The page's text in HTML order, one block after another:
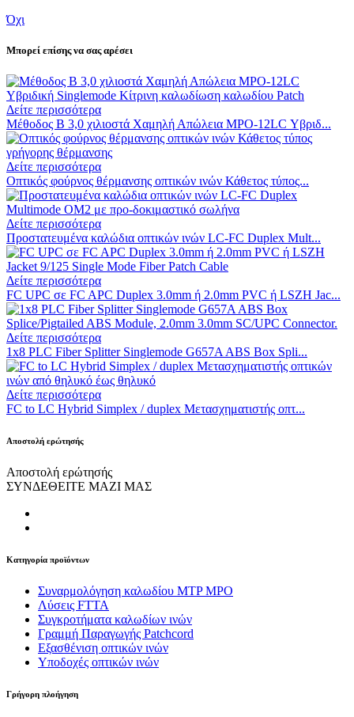
Όχι
Μπορεί επίσης να σας αρέσει
Δείτε περισσότερα
Μέθοδος Β 3,0 χιλιοστά Χαμηλή Απώλεια MPO-12LC Υβριδ...
Δείτε περισσότερα
Οπτικός φούρνος θέρμανσης οπτικών ινών Κάθετος τύπος...
Δείτε περισσότερα
Προστατευμένα καλώδια οπτικών ινών LC-FC Duplex Mult...
Δείτε περισσότερα
FC UPC σε FC APC Duplex 3.0mm ή 2.0mm PVC ή LSZH Jac...
Δείτε περισσότερα
1x8 PLC Fiber Splitter Singlemode G657A ABS Box Spli...
Δείτε περισσότερα
FC to LC Hybrid Simplex / duplex Μετασχηματιστής οπτ...
Αποστολή ερώτησής
Αποστολή ερώτησής
ΣΥΝΔΕΘΕΙΤΕ ΜΑΖΙ ΜΑΣ
Κατηγορία προϊόντων
Συναρμολόγηση καλωδίου MTP MPO
Λύσεις FTTA
Συγκροτήματα καλωδίων ινών
Γραμμή Παραγωγής Patchcord
Εξασθένιση οπτικών ινών
Υποδοχές οπτικών ινών
Γρήγορη πλοήγηση